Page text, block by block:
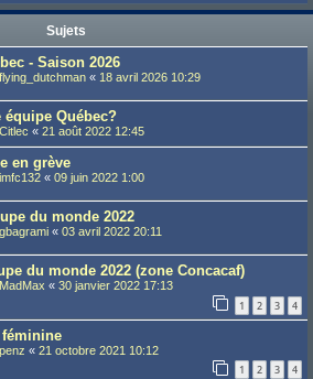
Sujets
- Saison 2026
flying_dutchman « 18 avril 2026 10:29
Québec?
Citlec « 21 août 2022 12:45
en grève
imfc132 « 09 juin 2022 1:00
du monde 2022
gbagrami « 03 avril 2022 20:11
du monde 2022 (zone Concacaf)
MadMax « 30 janvier 2022 17:13
1 2 3 4
penz « 21 octobre 2021 10:12
1 2 3 4